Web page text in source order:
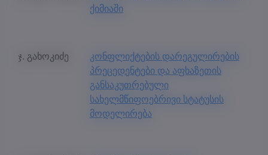
ქიმიაში
ჯ. გახოკიძე
კონფლიქტების დარეგულირების
პრეცედენტები და აფხაზეთის
განსაკუთრებული
სახელმწიფოებრივი სტატუსის
მოდელირება